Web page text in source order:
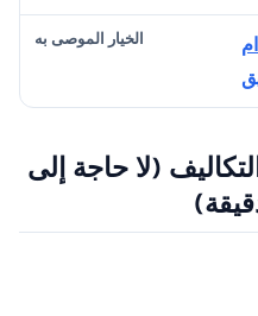
(لا حاجة إلى